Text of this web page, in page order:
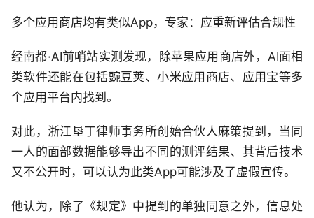
多个应用商店均有类似App，专家：应重新评估合规性
经南都·AI前哨站实测发现，除苹果应用商店外，AI面相
类软件还能在包括豌豆荚、小米应用商店、应用宝等多
个应用平台内找到。
对此，浙江垦丁律师事务所创始合伙人麻策提到，当同
一人的面部数据能够导出不同的测评结果、其背后技术
又不公开时，可以认为此类App可能涉及了虚假宣传。
他认为，除了《规定》中提到的单独同意之外，信息处